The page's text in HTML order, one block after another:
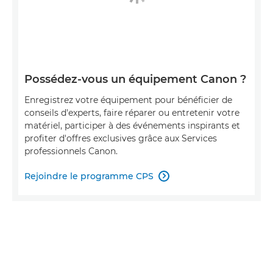
Possédez-vous un équipement Canon ?
Enregistrez votre équipement pour bénéficier de
conseils d'experts, faire réparer ou entretenir votre
matériel, participer à des événements inspirants et
profiter d'offres exclusives grâce aux Services
professionnels Canon.
Rejoindre le programme CPS 